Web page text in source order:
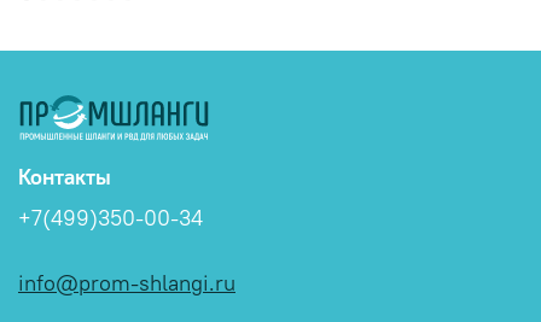
Контакты
+7(499)350-00-34
info@prom-shlangi.ru